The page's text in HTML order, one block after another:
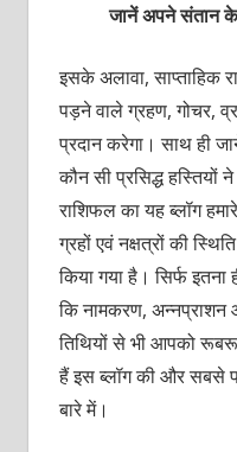
जानें अपने संतान के
इसके अलावा, साप्ताहिक
पड़ने वाले ग्रहण, गोचर,
प्रदान करेगा। साथ ही
कौन सी प्रसिद्ध हस्तियों
राशिफल का यह ब्लॉग हमारे
ग्रहों एवं नक्षत्रों की
किया गया है। सिर्फ
कि नामकरण,
तिथियों से भी आपको
हैं इस ब्लॉग की और सबसे
बारे में।